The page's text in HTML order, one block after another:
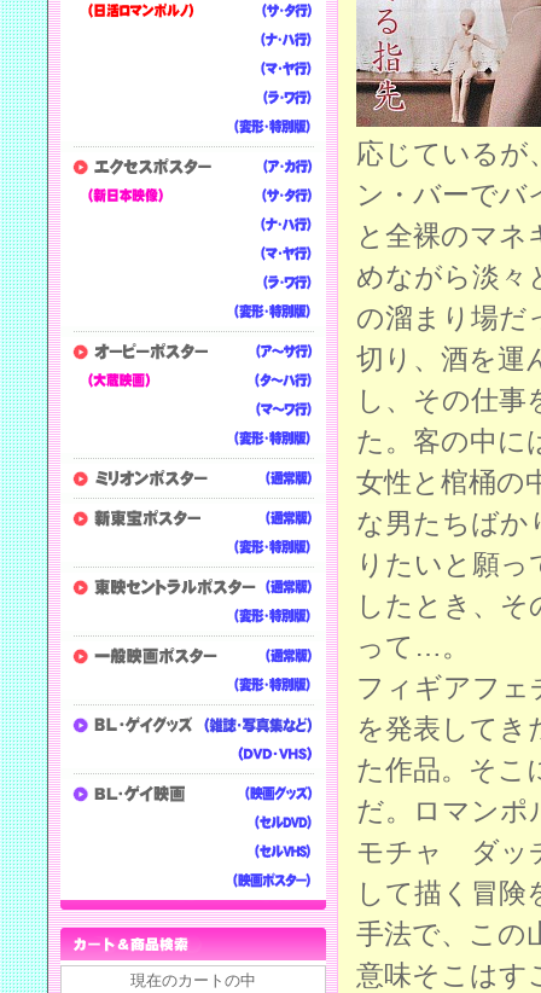
応じているが
ン・バーでバ
と全裸のマ
めながら淡々
の溜まり場だ
切り、酒を運
し、その仕
た。客の中に
女性と棺桶の
な男たちばか
りたいと願っ
したとき、
って…。
フィギアフェ
を発表してき
た作品。そこ
だ。ロマンポ
モチャ ダッ
して描く冒
手法で、この
意味そこはす
現在のカートの中